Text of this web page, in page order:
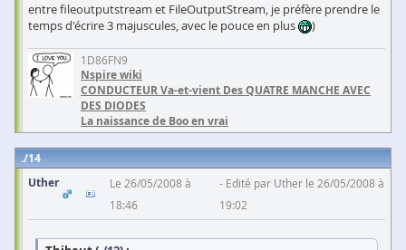
entre fileoutputstream et FileOutputStream, je préfère prendre le
temps d'écrire 3 majuscules, avec le pouce en plus
)
1D86FN9
Nspire wiki
CONDUCTEUR Va-et-vient Des QUATRE MANCHE AVEC
DES DIODES
La naissance de Boo en vrai
14
Uther
Le 26/05/2008 à
18:46
Edité par Uther le 26/05/2008 à
19:02